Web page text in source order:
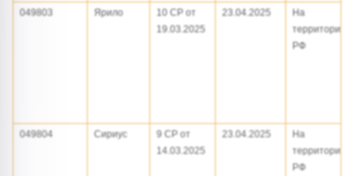
049803 Ярило
10 СР от
19.03.2025
23.04.2025
На
территории
РФ
049804 Сириус
9 СР от
14.03.2025
23.04.2025
На
территории
РФ